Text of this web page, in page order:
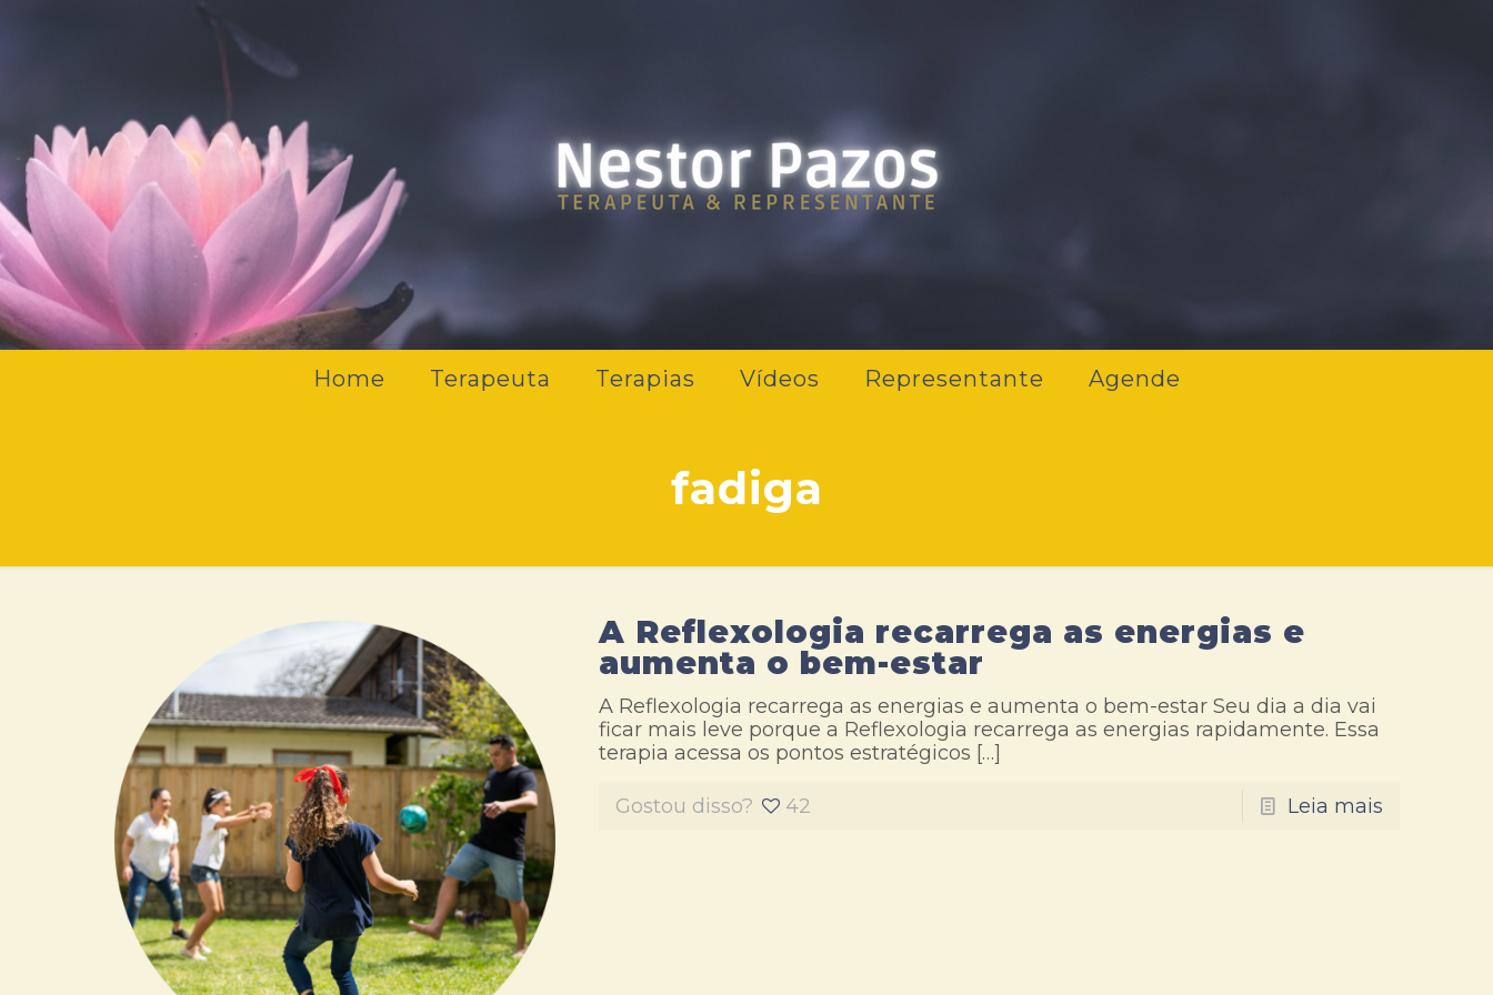
Home Terapeuta Terapias Vídeos Representante Agende
fadiga
A Reflexologia recarrega as energias e
aumenta o bem-estar
A Reflexologia recarrega as energias e aumenta o bem-estar Seu dia a dia vai
ficar mais leve porque a Reflexologia recarrega as energias rapidamente. Essa
terapia acessa os pontos estratégicos […]
Gostou disso? 42 Leia mais